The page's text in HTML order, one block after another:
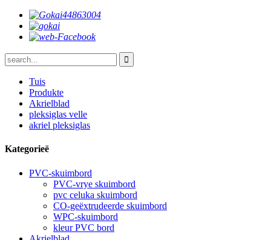
Tuis
Produkte
Akrielblad
pleksiglas velle
akriel pleksiglas
Kategorieë
PVC-skuimbord
PVC-vrye skuimbord
pvc celuka skuimbord
CO-geëxtrudeerde skuimbord
WPC-skuimbord
kleur PVC bord